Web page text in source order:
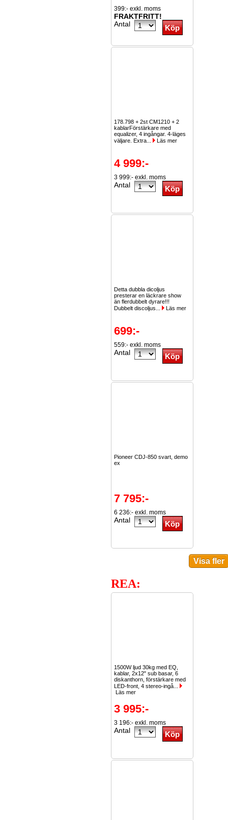
399:- exkl. moms
FRAKTFRITT!
Antal
178.798 + 2st CM1210 + 2
kablarFörstärkare med
equalizer, 4 ingångar. 4-läges
väljare. Extra...
Läs mer
4 999:-
3 999:- exkl. moms
Antal
Detta dubbla dicoljus
presterar en läckrare show
än flerdubbelt dyrare!!!
Dubbelt discoljus...
Läs mer
699:-
559:- exkl. moms
Antal
Pioneer CDJ-850 svart, demo
ex
7 795:-
6 236:- exkl. moms
Antal
REA:
1500W ljud 30kg med EQ,
kablar, 2x12" sub basar, 6
diskanthorn, förstärkare med
LED-front, 4 stereo-ingå...
Läs mer
3 995:-
3 196:- exkl. moms
Antal